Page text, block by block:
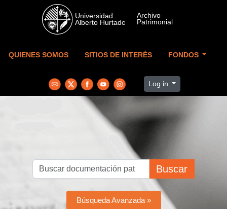
Skip to main content
QUIENES SOMOS SITIOS DE INTERÉS FONDOS
Log in
Buscar
Búsqueda Avanzada »